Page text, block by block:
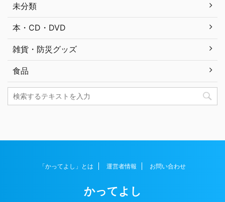
未分類
本・CD・DVD
雑貨・防災グッズ
食品
「かってよし」とは 運営者情報 お問い合わせ
かってよし